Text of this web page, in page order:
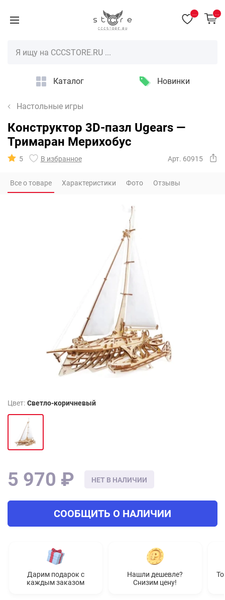
Каталог Новинки
Настольные игры
Конструктор 3D-пазл Ugears —
Тримаран Мерихобус
5 В избранное Арт. 60915
Все о товаре Характеристики Фото Отзывы
Цвет: Светло-коричневый
НЕТ В НАЛИЧИИ
5 970 ₽
СООБЩИТЬ О НАЛИЧИИ
Дарим подарок с
каждым заказом
Нашли дешевле?
Снизим цену!